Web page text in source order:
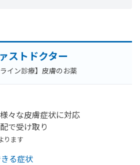
ストドクター
ライン診療】皮膚のお薬
々な皮膚症状に対応
で受け取り
ります
る症状